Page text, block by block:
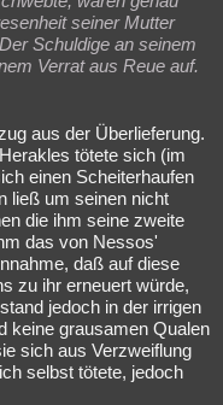
seiner Mutter
Schuldige an seinem
Verrat aus Reue auf.
aus der Überlieferung.
tötete sich (im
einen Scheiterhaufen
ließ um seinen nicht
die ihm seine zweite
das von Nessos'
daß auf diese
zu ihr erneuert würde,
jedoch in der irrigen
keine grausamen Qualen
sich aus Verzweiflung
selbst tötete, jedoch